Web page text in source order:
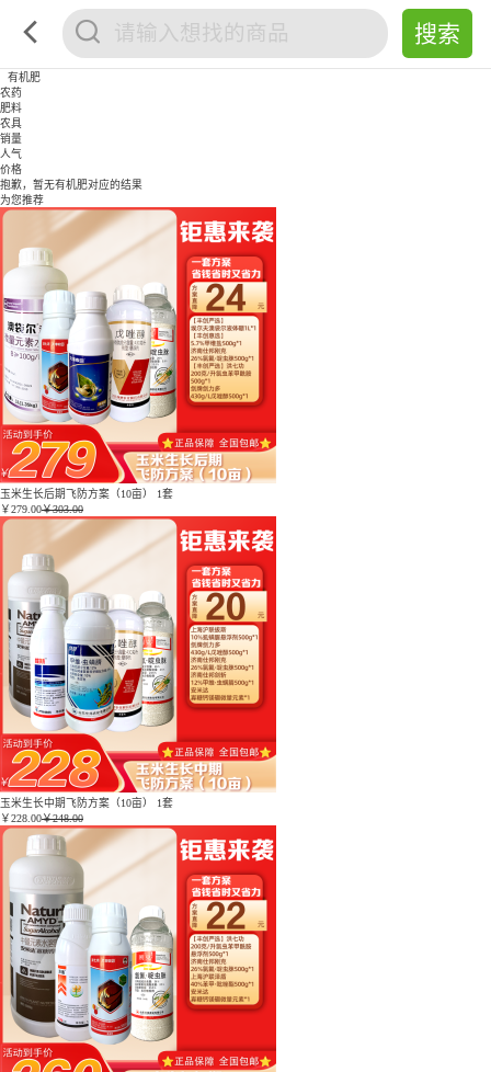
有机肥
农药
肥料
农具
销量
人气
价格
抱歉，暂无有机肥对应的结果
为您推荐
玉米生长后期飞防方案（10亩） 1套
￥279.00￥303.00
玉米生长中期飞防方案（10亩） 1套
￥228.00￥248.00